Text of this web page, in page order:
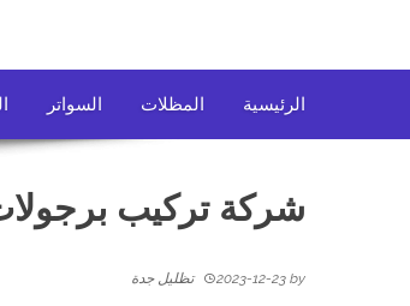
الرئيسية المظلات السواتر
شركة تركيب
2023-12-23 by تظليل جدة